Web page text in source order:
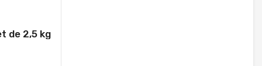
de 2,5 kg